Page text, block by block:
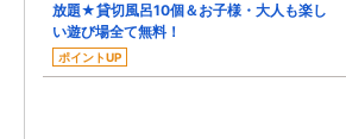
放題★貸切風呂10個＆お子様・大人も楽し
い遊び場全て無料！
ポイントUP